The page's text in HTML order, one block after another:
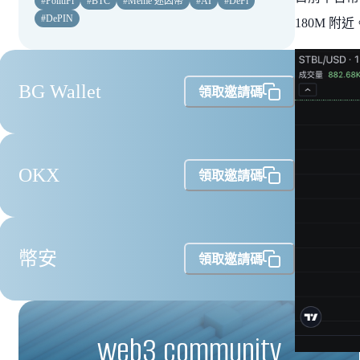
#DePIN
BG Wallet 領取邀請碼
OKX 領取邀請碼
幣安 領取邀請碼
web3 community
180M 附近